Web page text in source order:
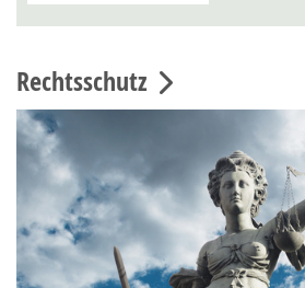
Rechtsschutz